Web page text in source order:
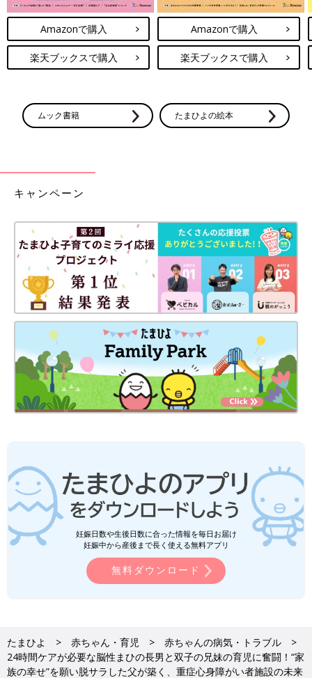
Amazonで購入
楽天ブックスで購入
Amazonで購入
楽天ブックスで購入
ムック書籍 たまひよの絵本
キャンペーン
妊娠日数や生後日数に合った情報を毎日お届け
妊娠中から産後まで長く使える無料アプリ
無料ダウンロード
たまひよ 赤ちゃん・育児
赤ちゃんの病気・トラブル
24時間ケアが必要な脳性まひの長男と双子の兄妹の育児に奮闘！“家
族の幸せ”を願い脱サラした父が築く、重症心身障がい者施設の未来